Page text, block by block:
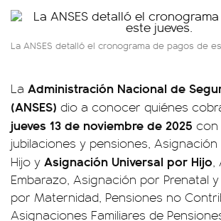
La ANSES detalló el cronograma de pagos de
La Administración Nacional de
(ANSES) dio a conocer quiénes
jueves 13 de noviembre de 2025 con
jubilaciones y pensiones, Asignación
Hijo y Asignación Universal por Hijo,
Embarazo, Asignación por Prenatal
por Maternidad, Pensiones no
Asignaciones Familiares de